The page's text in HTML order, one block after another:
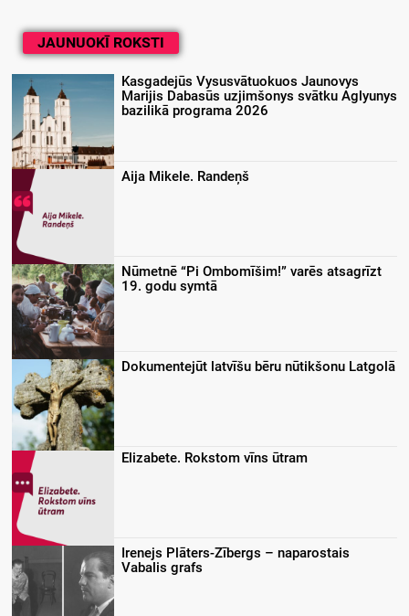
JAUNUOKĪ ROKSTI
Kasgadejūs Vysusvātuokuos Jaunovys
Marijis Dabasūs uzjimšonys svātku Aglyunys
bazilikā programa 2026
Aija Mikele. Randeņš
Nūmetnē “Pi Ombomīšim!” varēs atsagrīzt
19. godu symtā
Dokumentejūt latvīšu bēru nūtikšonu Latgolā
Elizabete. Rokstom vīns ūtram
Irenejs Plāters-Zībergs – naparostais
Vabalis grafs